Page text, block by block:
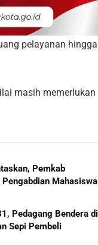
pelayanan hingga
masih memerlukan
Pemkab
Mahasiswa
Pedagang Bendera di
Sepi Pembeli